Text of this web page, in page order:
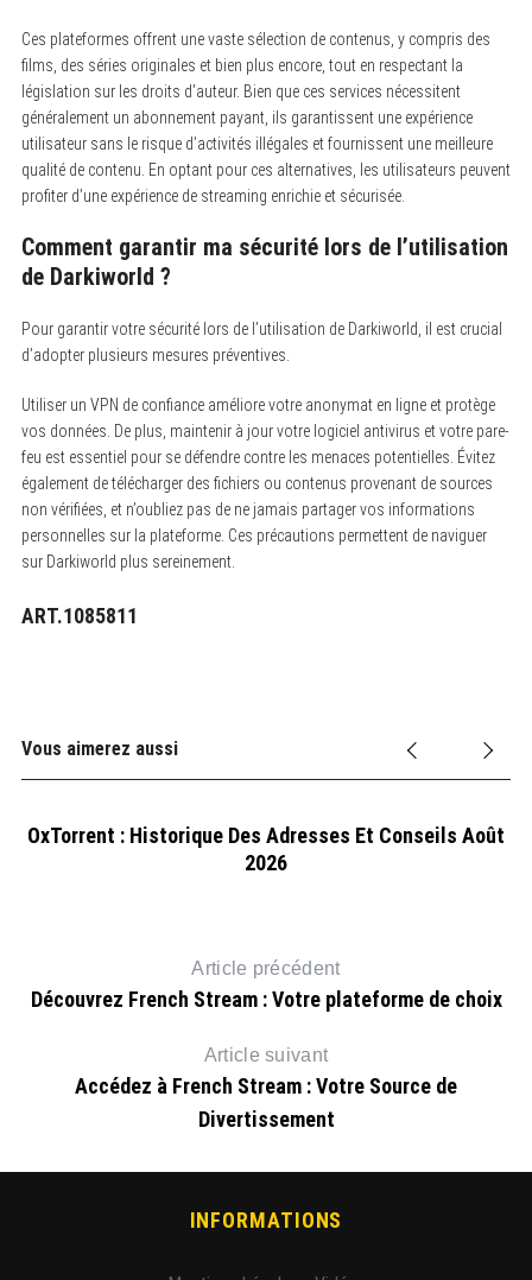
Ces plateformes offrent une vaste sélection de contenus, y compris des
films, des séries originales et bien plus encore, tout en respectant la
législation sur les droits d’auteur. Bien que ces services nécessitent
généralement un abonnement payant, ils garantissent une expérience
utilisateur sans le risque d’activités illégales et fournissent une meilleure
qualité de contenu. En optant pour ces alternatives, les utilisateurs peuvent
profiter d’une expérience de streaming enrichie et sécurisée.
Comment garantir ma sécurité lors de l’utilisation
de Darkiworld ?
Pour garantir votre sécurité lors de l’utilisation de Darkiworld, il est crucial
d’adopter plusieurs mesures préventives.
Utiliser un VPN de confiance améliore votre anonymat en ligne et protège
vos données. De plus, maintenir à jour votre logiciel antivirus et votre pare-
feu est essentiel pour se défendre contre les menaces potentielles. Évitez
également de télécharger des fichiers ou contenus provenant de sources
non vérifiées, et n’oubliez pas de ne jamais partager vos informations
personnelles sur la plateforme. Ces précautions permettent de naviguer
sur Darkiworld plus sereinement.
ART.1085811
Vous aimerez aussi
OxTorrent : Historique Des Adresses Et Conseils Août
2026
Article précédent
Découvrez French Stream : Votre plateforme de choix
Article suivant
Accédez à French Stream : Votre Source de
Divertissement
INFORMATIONS